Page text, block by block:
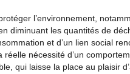
l’environnement,
diminuant les quantités de
et d’un lien social
réelle nécessité d’un
qui laisse la place au plaisir